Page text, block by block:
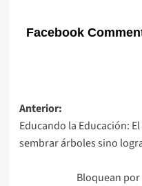
Facebook
Navegación
de
entradas
Anterior:
Educando la Educación:
sembrar árboles sino
Bloquean por